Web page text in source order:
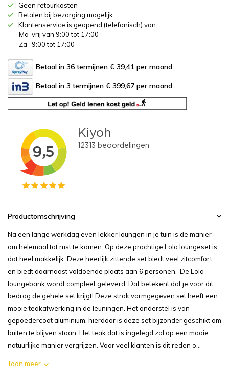
Geen retourkosten
Betalen bij bezorging mogelijk
Klantenservice is geopend (telefonisch) van
Ma-vrij van 9:00 tot 17:00
Za- 9:00 tot 17:00
Betaal in 36 termijnen € 39,41 per maand.
Betaal in 3 termijnen € 399,67 per maand.
Productomschrijving
Na een lange werkdag even lekker loungen in je tuin is de manier
om helemaal tot rust te komen. Op deze prachtige Lola loungeset is
dat heel makkelijk. Deze heerlijk zittende set biedt veel zitcomfort
en biedt daarnaast voldoende plaats aan 6 personen. De Lola
loungebank wordt compleet geleverd. Dat betekent dat je voor dit
bedrag de gehele set krijgt! Deze strak vormgegeven set heeft een
mooie teakafwerking in de leuningen. Het onderstel is van
gepoedercoat aluminium, hierdoor is deze set bijzonder geschikt om
buiten te blijven staan. Het teak dat is ingelegd zal op een mooie
natuurlijke manier vergrijzen. Voor veel klanten is dit reden o...
Toon meer